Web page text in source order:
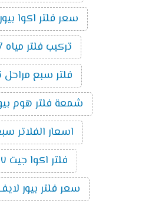
سعر فلتر اكوا بيور 7 مراحل
تركيب فلتر مياه 7 مراحل
فلتر سبع مراحل
شمعة فلتر هوم بيور 7
اسعار الفلاتر
فلتر اكوا جيت ٧ مراحل
سعر فلتر بيور لايف 7